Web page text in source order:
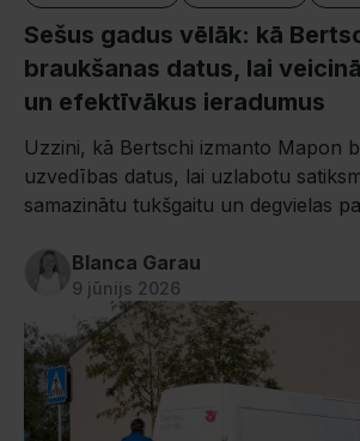
Sešus gadus vēlāk: kā
braukšanas datus, lai
un efektīvākus ieradumus
Uzzini, kā Bertschi izmanto Mapon
uzvedības datus, lai uzlabotu
samazinātu tukšgaitu un degvielas
Blanca Garau
9 jūnijs 2026